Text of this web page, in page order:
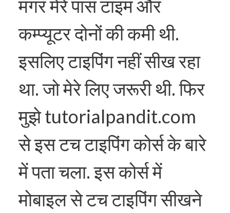
मगर मेरे पास टाइम और
कम्प्यूटर दोनों की कमी थी.
इसलिए टाइपिंग नहीं सीख रहा
था. जो मेरे लिए जरूरी थी. फिर
मुझे tutorialpandit.com
से इस टच टाइपिंग कोर्स के बारे
में पता चला. इस कोर्स में
मोबाइल से टच टाइपिंग सीखने